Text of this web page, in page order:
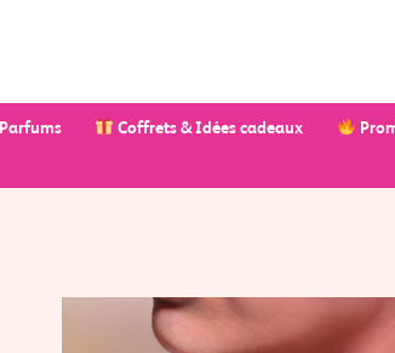
Parfums Coffrets & Idées cadeaux